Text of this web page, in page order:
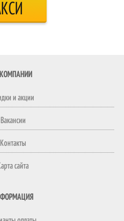
и акции
Вакансии
Контакты
сайта